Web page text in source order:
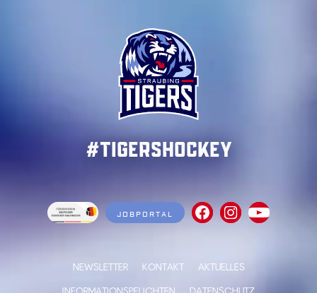
#TigersHockey
JOBPORTAL
NEWSLETTER KONTAKT
AKTUELLES
INFORMATIONSPFLICHTEN
DATENSCHUTZ